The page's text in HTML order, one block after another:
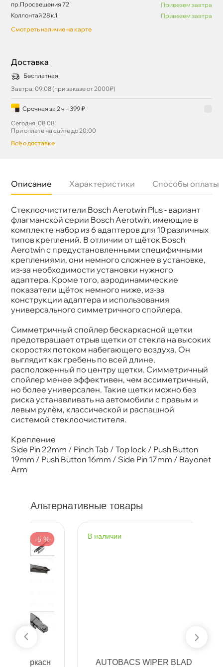
пр.Просвещения 72
Привезем завтра
Коллонтай 28 к.1
Привезем завтра
Смотреть наличие на карте
Доставка
Бесплатная
Завтра, 09.08 (при заказе от 2000₽)
Срочная за 2 ч – 399 ₽
Сегодня, 08.08
При оплате на сайте до 20:00
сё о доставке
Описание Характеристики Способы оплаты
Стеклоочистители Bosch Aerotwin Plus - вариант
флагманской серии Bosch Aerotwin, имеющие
комплекте набор из 6 адаптеров для 10 различных
типов креплений. В отличии от щёток Bosch
Aerotwin с предустановленными специфичными
креплениями, они немного сложнее в установке,
из-за необходимости установки нужного
адаптера. Кроме того, аэродинамические
показатели щёток немного ниже, из-за
конструкции адаптера и использования
универсального симметричного спойлера.
Симметричный спойлер бескаркасной щетки
предотвращает отрыв щетки от стекла на высоких
скоростях потоком набегающего воздуха. Он
ыглядит как гребень по всей длине,
расположенный по центру щетки. Симметричный
спойлер менее эффективен, чем ассиметричный,
но более универсален. Такие щетки можно без
риска устанавливать на автомобили с правым и
левым рулём, классической и распашной
системой стеклоочистителя.
Крепление
Side Pin 22mm / Pinch Tab / Top lock / Push Button
19mm / Push Button 16mm / Side Pin 17mm / Bayonet
Arm
Бренд
BOSCH
Артикул
3 397 006 945
Длина 1, мм
450
Конструкция
Бескаркасная
Крепление
Side Pin 22mm/Pinch Tab/Push Button
19mm/Top lock
Альтернативные товары
наличии
AUTOBACS WIPER BLADE API65